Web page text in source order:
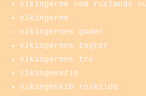
vikingerne ved ruslands
vikingerne
vikingernes guder
vikingernes togter
vikingernes tro
vikingeserie
vikingeskib roskilde